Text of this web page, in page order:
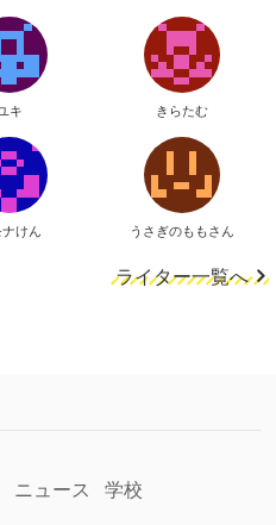
ユキ きらたむ
けん うさぎのももさん
ライター一覧へ
ニュース
学校